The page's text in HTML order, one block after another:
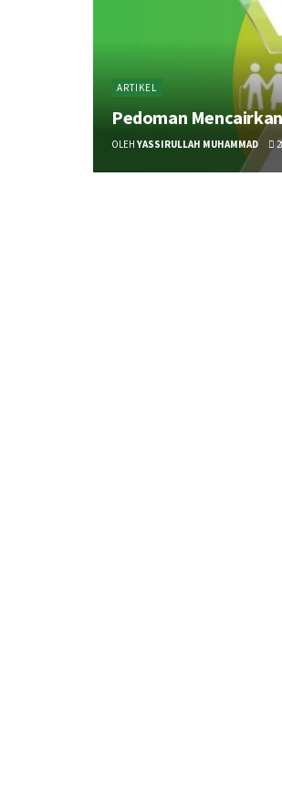
ARTIKEL
Pedoman
OLEH YASSIRULLAH MUHAMMAD